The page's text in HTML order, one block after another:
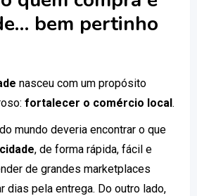
bem pertinho
nasceu com um propósito
fortalecer o comércio local.
mundo deveria encontrar o que
, de forma rápida, fácil e
de grandes marketplaces
dias pela entrega. Do outro lado,